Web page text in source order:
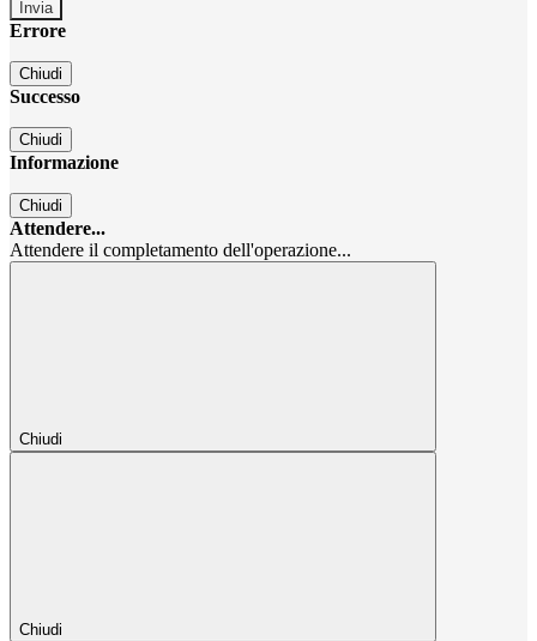
Errore
Chiudi
Successo
Chiudi
Informazione
Chiudi
Attendere...
Attendere il completamento dell'operazione...
Chiudi
Chiudi